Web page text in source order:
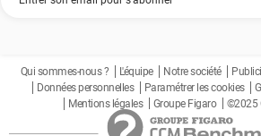
Qui sommes-nous ? L'équipe Notre société
Données personnelles
Paramétrer les cookies
Mentions légales
Groupe Figaro ©2025